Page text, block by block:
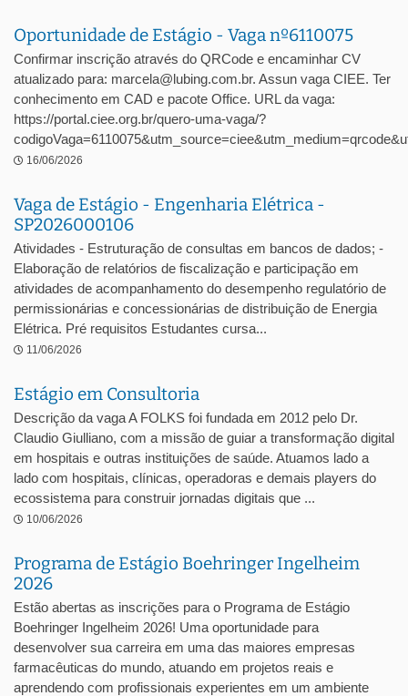
Oportunidade de Estágio - Vaga nº6110075
Confirmar inscrição através do QRCode e encaminhar CV
atualizado para: marcela@lubing.com.br. Assun vaga CIEE. Ter
conhecimento em CAD e pacote Office. URL da vaga:
https://portal.ciee.org.br/quero-uma-vaga/?
16/06/2026
Vaga de Estágio - Engenharia Elétrica -
SP2026000106
Atividades - Estruturação de consultas em bancos de dados; -
Elaboração de relatórios de fiscalização e participação em
atividades de acompanhamento do desempenho regulatório de
permissionárias e concessionárias de distribuição de Energia
Elétrica. Pré requisitos Estudantes cursa...
11/06/2026
Estágio em Consultoria
Descrição da vaga A FOLKS foi fundada em 2012 pelo Dr.
Claudio Giulliano, com a missão de guiar a transformação digital
em hospitais e outras instituições de saúde. Atuamos lado a
lado com hospitais, clínicas, operadoras e demais players do
ecossistema para construir jornadas digitais que ...
10/06/2026
Programa de Estágio Boehringer Ingelheim
2026
Estão abertas as inscrições para o Programa de Estágio
Boehringer Ingelheim 2026! Uma oportunidade para
desenvolver sua carreira em uma das maiores empresas
farmacêuticas do mundo, atuando em projetos reais e
aprendendo com profissionais experientes em um ambiente